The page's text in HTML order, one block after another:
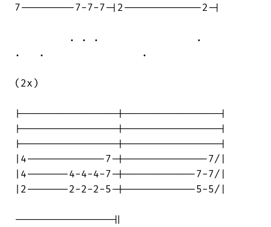
7---------7-7-7-|2-------------2-|
         . . .                .
.   .                .
(2x)
|----------------|----------------|
|----------------|----------------|
|----------------|----------------|
|4-------------7-|--------------7/|
|4-------4-4-4-7-|------------7-7/|
|2-------2-2-2-5-|------------5-5/|
----------------||